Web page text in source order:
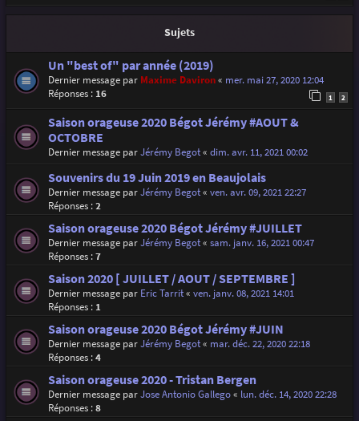
Sujets
Un "best of" par année (2019)
Dernier message par Maxime Daviron« mer. mai 27, 2020 12:04
Réponses : 16 1 2
Saison orageuse 2020 Bégot Jérémy #AOUT &
OCTOBRE
Dernier message parJérémy Begot« dim. avr. 11, 2021 00:02
Souvenirs du 19 Juin 2019 en Beaujolais
Dernier message parJérémy Begot« ven. avr. 09, 2021 22:27
Réponses :2
Saison orageuse 2020 Bégot Jérémy #JUILLET
Dernier message parJérémy Begot« sam. janv. 16, 2021 00:47
Réponses :7
Saison 2020 [ JUILLET / AOUT / SEPTEMBRE ]
Dernier message par Eric Tarrit« ven. janv. 08, 2021 14:01
Réponses : 1
Saison orageuse 2020 Bégot Jérémy #JUIN
Dernier message parJérémy Begot« mar. déc. 22, 2020 22:18
Réponses :4
Saison orageuse 2020 - Tristan Bergen
Dernier message parJose Antonio Gallego« lun. déc. 14, 2020 22:28
Réponses :8